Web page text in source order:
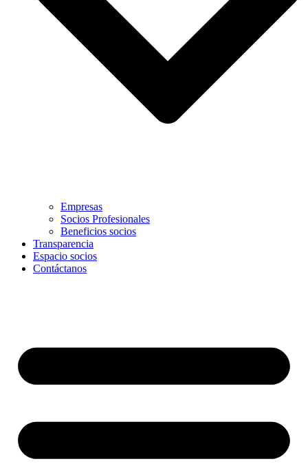
Empresas
Socios Profesionales
Beneficios socios
Transparencia
Espacio socios
Contáctanos